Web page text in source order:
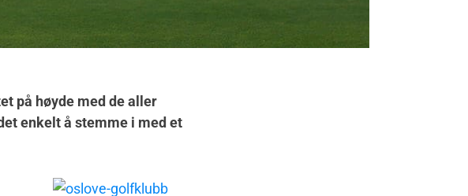
på høyde med de aller
enkelt å stemme i med et